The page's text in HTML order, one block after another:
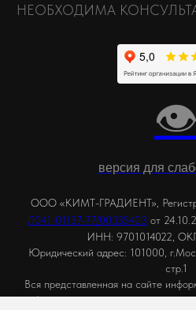
НЕОБХОДИМА
👁
версия для
ООО «КИМТ-ГРАДИЕНТ»,
Л041-01137-77/00335403 от
ИНН: 9701014022,
Юридический адрес: 101000,
стр.1
Вся представленная на сайте
офертой, определяемой